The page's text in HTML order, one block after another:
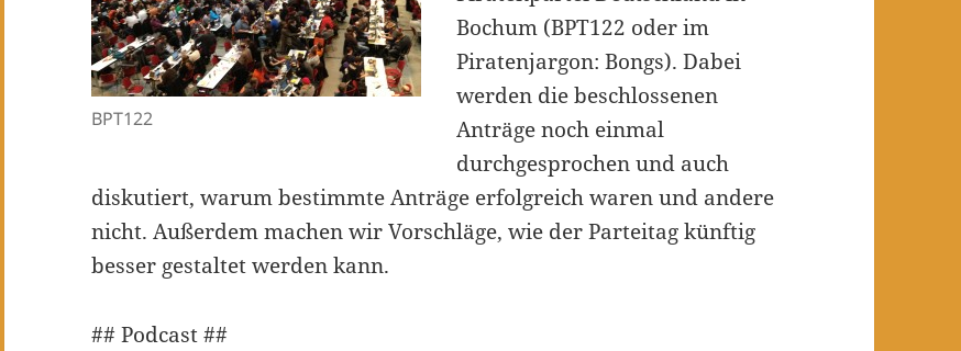
BPT122
Bochum (BPT122 oder im
Piratenjargon: Bongs). Dabei
werden die beschlossenen
Anträge noch einmal
durchgesprochen und auch
diskutiert, warum bestimmte Anträge erfolgreich waren und andere
nicht. Außerdem machen wir Vorschläge, wie der Parteitag künftig
besser gestaltet werden kann.
## Podcast ##